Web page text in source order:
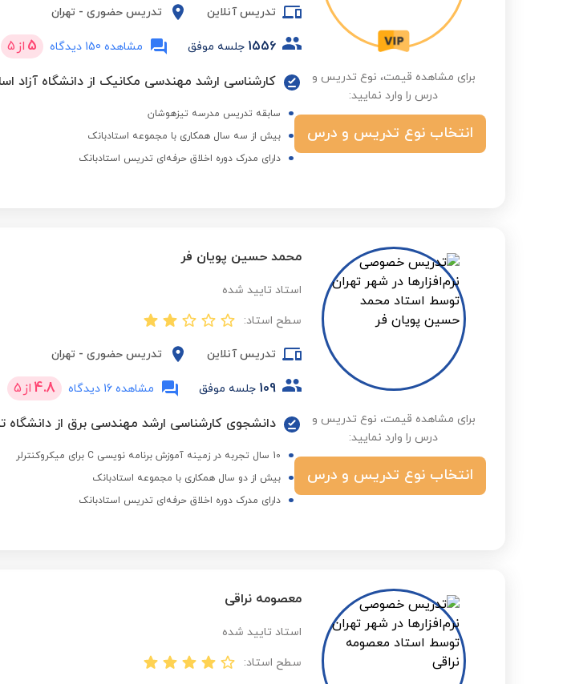
برای مشاهده قیمت، نوع تدریس و
درس را وارد نمایید:
انتخاب نوع تدریس و درس
تدریس آنلاین تدریس حضوری - تهران
1556 جلسه موفق مشاهده 150 دیدگاه 5 از 5
سابقه تدریس مدرسه تیزهوشان
بیش از سه سال همکاری با مجموعه استادبانک
دارای مدرک دوره اخلاق حرفه‌ای تدریس استادبانک
برای مشاهده قیمت، نوع تدریس و
درس را وارد نمایید:
انتخاب نوع تدریس و درس
محمد حسین پویان فر
استاد تایید شده
سطح استاد:
تدریس آنلاین تدریس حضوری - تهران
109 جلسه موفق مشاهده 16 دیدگاه 4.8 از 5
10 سال تجربه در زمینه آموزش برنامه نویسی C برای میکروکنترلر
بیش از دو سال همکاری با مجموعه استادبانک
دارای مدرک دوره اخلاق حرفه‌ای تدریس استادبانک
معصومه نراقی
استاد تایید شده
سطح استاد: